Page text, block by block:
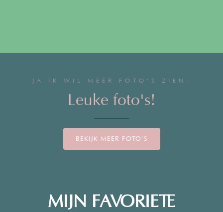
JA IK WIL MEER FOTO'S ZIEN.
Leuke foto's!
BEKIJK MEER FOTO'S
MIJN FAVORIETE